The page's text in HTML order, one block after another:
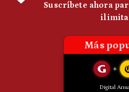
Preguntas